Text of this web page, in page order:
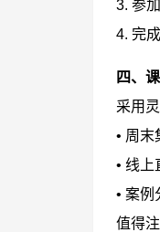
3. 参
4. 完
四、
采用
• 周末
• 线上
• 案例
值得